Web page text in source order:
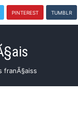
PINTEREST TUMBLR
franÃ§aiss